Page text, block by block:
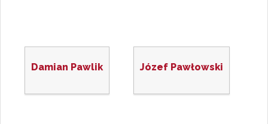
Damian Pawlik Józef Pawłowski